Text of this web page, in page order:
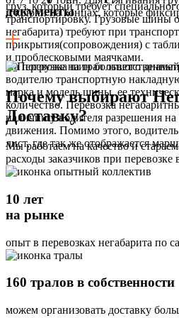
и крюки на концах, которые
груз, который требует
транспортировку. Грузовые шины
негабарита) требуют при
прикрытия(сопровождения) с
и проблесковыми маячками.
документы
На погрузке на трал
водителю транспортную
марка и модель шины, ее
количество. Перевозка
наличии у водителя разрешения
движения. Помимо этого,
лист, где так же отображается
Почему выбирают
Доставку?
Мы работаем на качество и
расходы заказчиков при
10 лет
на рынке
опыт в перевозках негабарита
160 тралов в собственности
можем организовать доставку